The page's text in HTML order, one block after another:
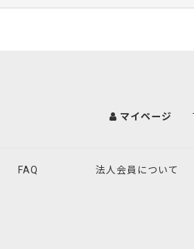
マイページ
FAQ 法人会員について